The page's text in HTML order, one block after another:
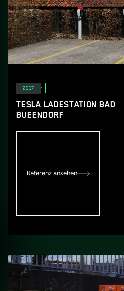
E-Mobility
TESLA LADESTATION BAD
BUBENDORF
Referenz ansehen
2017